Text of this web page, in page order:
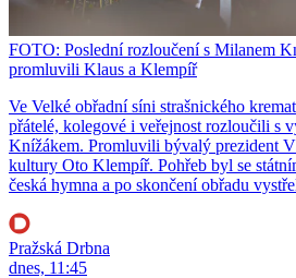
FOTO: Poslední rozloučení s Milanem
promluvili Klaus a Klempíř
Ve Velké obřadní síni strašnického
přátelé, kolegové i veřejnost rozloučili s
Knížákem. Promluvili bývalý prezident
kultury Oto Klempíř. Pohřeb byl se
česká hymna a po skončení obřadu
Pražská Drbna
dnes, 11:45